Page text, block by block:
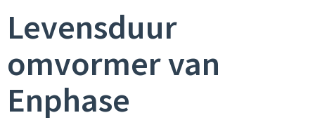
Levensduur
omvormer van
Enphase